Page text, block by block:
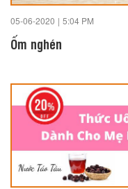
05-06-2020 | 5:04 PM
Ốm nghén